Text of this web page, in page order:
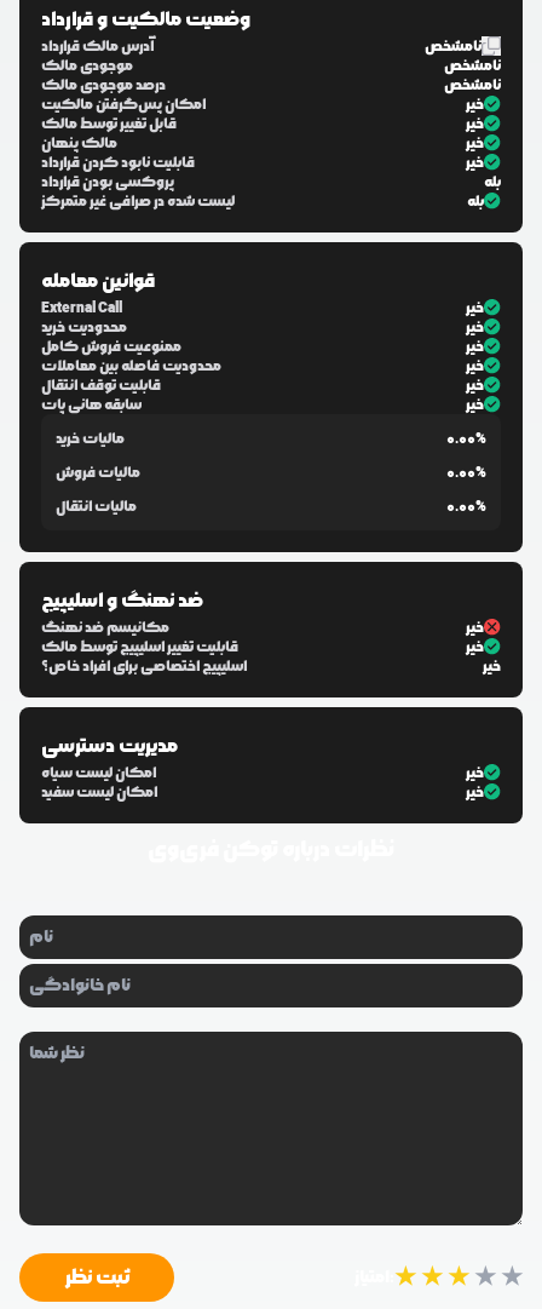
وضعیت مالکیت و قرارداد
آدرس مالک قرارداد
نامشخص
موجودی مالک
نامشخص
درصد موجودی مالک
نامشخص
امکان پس‌گرفتن مالکیت
خیر
قابل تغییر توسط مالک
خیر
مالک پنهان
خیر
قابلیت نابود کردن قرارداد
خیر
پروکسی بودن قرارداد
بله
لیست شده در صرافی غیر متمرکز
بله
قوانین معامله
External Call
خیر
محدودیت خرید
خیر
ممنوعیت فروش کامل
خیر
محدودیت فاصله بین معاملات
خیر
قابلیت توقف انتقال
خیر
سابقه هانی پات
خیر
مالیات خرید
0.00%
مالیات فروش
0.00%
مالیات انتقال
0.00%
ضد نهنگ و اسلیپیج
مکانیسم ضد نهنگ
خیر
قابلیت تغییر اسلیپیج توسط مالک
خیر
اسلیپیج اختصاصی برای افراد خاص؟
خیر
مدیریت دسترسی
امکان لیست سیاه
خیر
امکان لیست سفید
خیر
★★★★★ ثبت نظر